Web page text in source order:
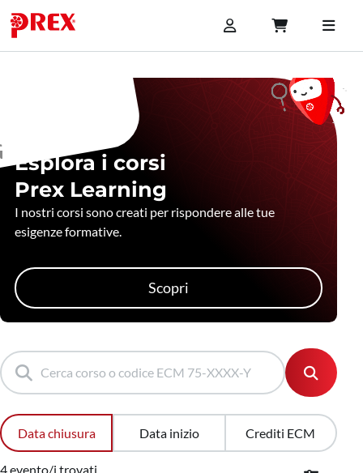
Esplora i corsi
Prex Learning
I nostri corsi sono creati per rispondere alle tue
esigenze formative.
Scopri
Data chiusura Data inizio Crediti ECM
4 evento/i trovati